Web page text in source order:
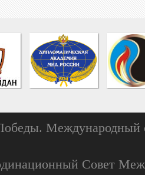
Международный
Совет